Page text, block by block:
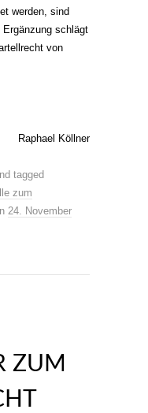
werden, sind
schlägt
von
Raphael Köllner
tagged
zum
24. November
ZUM